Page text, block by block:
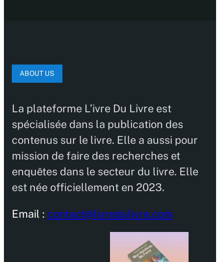
ABOUT US
La plateforme L’ivre Du Livre est
spécialisée dans la publication des
contenus sur le livre. Elle a aussi pour
mission de faire des recherches et
enquêtes dans le secteur du livre. Elle
est née officiellement en 2023.
Email : contact@livredulivre.com